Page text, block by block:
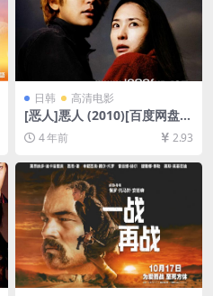
日韩 高清电影
[恶人]悪人 (2010)[百度网盘
+迅雷云盘资源1080P超清未
删减][MP4/8.9GB][日语中字]
4 年前 2.93